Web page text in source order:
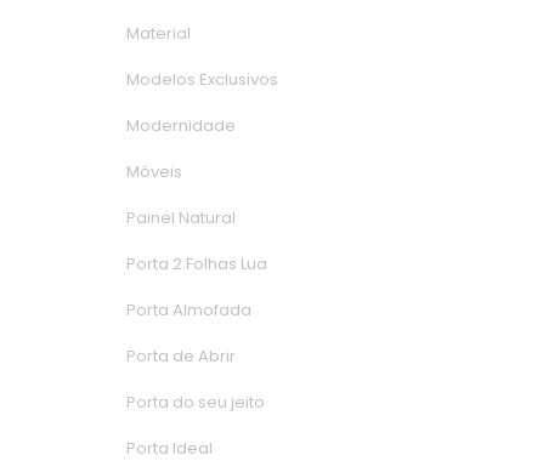
Material
Modelos Exclusivo
Modernidade
Móvei
Painel Natural
Porta 2 Folhas Lua
Porta Almofada
Porta de Abrir
Porta do seu jeito
Porta Ideal